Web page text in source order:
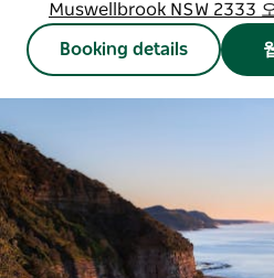
Muswellbrook NSW 2333
Booking details